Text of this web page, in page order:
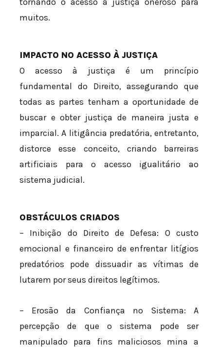
muitos.
IMPACTO NO ACESSO À JUSTIÇA
O acesso à justiça é um princípio
fundamental do Direito, assegurando que
todas as partes tenham a oportunidade de
buscar e obter justiça de maneira justa e
imparcial. A litigância predatória, entretanto,
distorce esse conceito, criando barreiras
artificiais para o acesso igualitário ao
sistema judicial.
OBSTÁCULOS CRIADOS
– Inibição do Direito de Defesa: O custo
emocional e financeiro de enfrentar litígios
predatórios pode dissuadir as vítimas de
lutarem por seus direitos legítimos.
– Erosão da Confiança no Sistema: A
percepção de que o sistema pode ser
manipulado para fins maliciosos mina a